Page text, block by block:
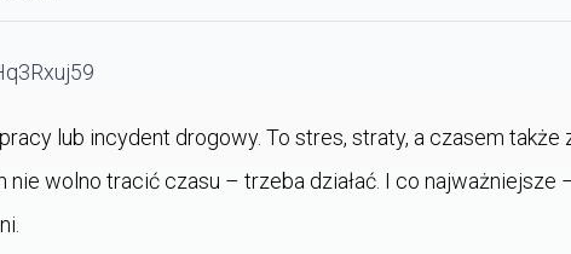
lub incydent drogowy. To stres, straty, a czasem także
wolno tracić czasu – trzeba działać. I co najważniejsze